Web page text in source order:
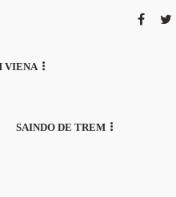
VIENA
SAINDO DE TREM